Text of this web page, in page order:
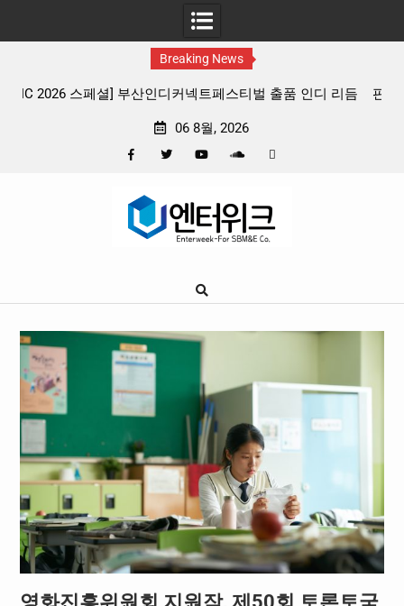
Breaking News
판타지 케이팝 애니메이션 ‘고스트밴드’ 8월 26일(수) 개봉
06 8월, 2026
Google